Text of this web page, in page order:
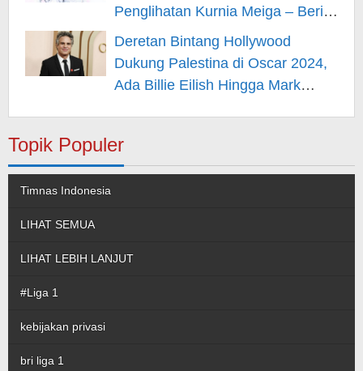
Penglihatan Kurnia Meiga – Berita
Hiburan
Deretan Bintang Hollywood
Dukung Palestina di Oscar 2024,
Ada Billie Eilish Hingga Mark
Topik Populer
Timnas Indonesia
LIHAT SEMUA
LIHAT LEBIH LANJUT
#Liga 1
kebijakan privasi
bri liga 1